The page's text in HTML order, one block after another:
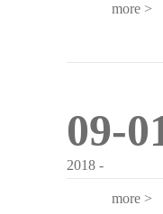
more >
09-
2018 -
more >